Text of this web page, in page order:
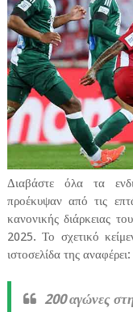
Διαβάστε όλα τα
προέκυψαν από τις
κανονικής διάρκειας
2025. Το σχετικό
ιστοσελίδα της αναφέρει:
200 αγώνες